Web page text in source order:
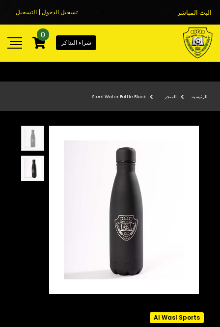
البث المباشر تسجيل الدخول | التسجيل
شراء التذاكر
0
الرئيسية المتجر Steel Water Bottle Black
Al Wasl Sports